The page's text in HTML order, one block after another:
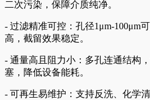
二次污染，保障介质纯净。
- 过滤精准可控：孔径1μm-100μm
高，截留效果稳定。
- 通量高且阻力小：多孔连通结构
塞，降低设备能耗。
- 可再生易维护：支持反洗、化学